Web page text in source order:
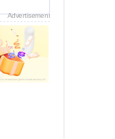
Advertisement